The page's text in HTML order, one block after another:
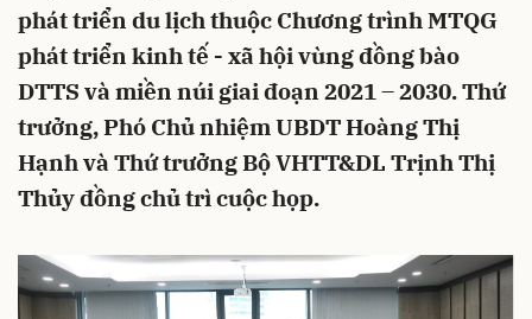
phát triển du lịch thuộc Chương trình MTQG
phát triển kinh tế - xã hội vùng đồng bào
DTTS và miền núi giai đoạn 2021 – 2030. Thứ
trưởng, Phó Chủ nhiệm UBDT Hoàng Thị
Hạnh và Thứ trưởng Bộ VHTT&DL Trịnh Thị
Thủy đồng chủ trì cuộc họp.